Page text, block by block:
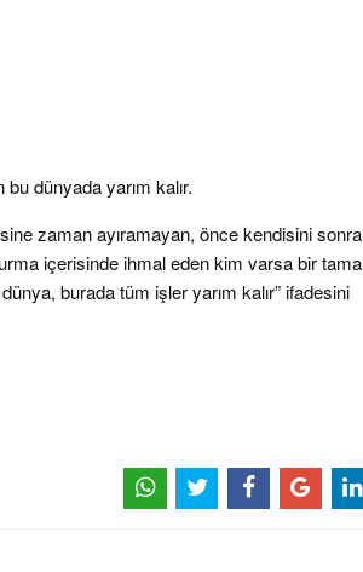
dünyada yarım kalır.
zaman ayıramayan, önce kendisini
içerisinde ihmal eden kim varsa bir
burada tüm işler yarım kalır” ifadesini